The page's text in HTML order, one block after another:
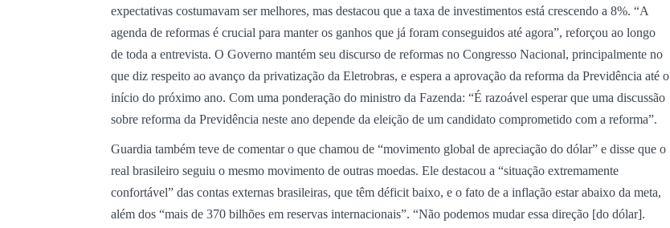
expectativas costumavam ser melhores, mas destacou que a taxa de investimentos está crescendo a 8%. “A
agenda de reformas é crucial para manter os ganhos que já foram conseguidos até agora”, reforçou ao longo
de toda a entrevista. O Governo mantém seu discurso de reformas no Congresso Nacional, principalmente no
que diz respeito ao avanço da privatização da Eletrobras, e espera a aprovação da reforma da Previdência até o
início do próximo ano. Com uma ponderação do ministro da Fazenda: “É razoável esperar que uma discussão
sobre reforma da Previdência neste ano depende da eleição de um candidato comprometido com a reforma”.
Guardia também teve de comentar o que chamou de “movimento global de apreciação do dólar” e disse que o
real brasileiro seguiu o mesmo movimento de outras moedas. Ele destacou a “situação extremamente
confortável” das contas externas brasileiras, que têm déficit baixo, e o fato de a inflação estar abaixo da meta,
além dos “mais de 370 bilhões em reservas internacionais”. “Não podemos mudar essa direção [do dólar].